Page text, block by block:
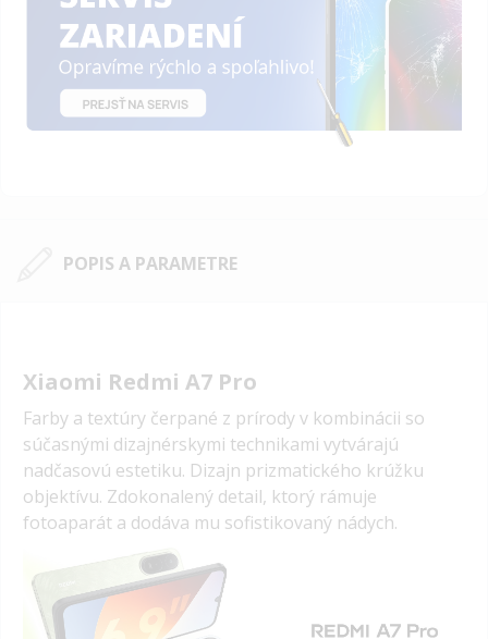
POPIS A PARAMETRE
Xiaomi Redmi A7 Pro
Farby a textúry čerpané z prírody v kombinácii so
súčasnými dizajnérskymi technikami vytvárajú
nadčasovú estetiku. Dizajn prizmatického krúžku
objektívu. Zdokonalený detail, ktorý rámuje
fotoaparát a dodáva mu sofistikovaný nádych.